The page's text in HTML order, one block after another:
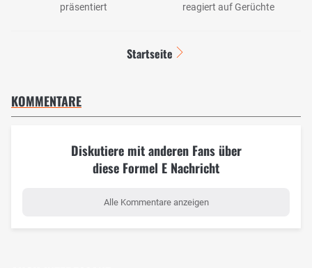
präsentiert
reagiert auf Gerüchte
Startseite
KOMMENTARE
Diskutiere mit anderen Fans über
diese Formel E Nachricht
Alle Kommentare anzeigen